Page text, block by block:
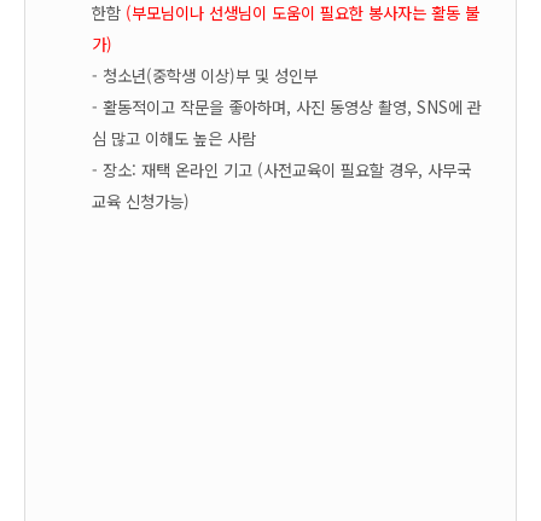
한함 (부모님이나 선생님이 도움이 필요한 봉사자는 활동 불
가)
- 청소년(중학생 이상)부 및 성인부
- 활동적이고 작문을 좋아하며, 사진 동영상 촬영, SNS에 관
심 많고 이해도 높은 사람
- 장소: 재택 온라인 기고 (사전교육이 필요할 경우, 사무국
교육 신청가능)